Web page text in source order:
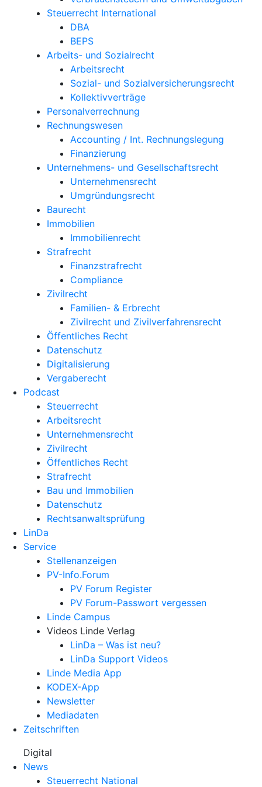
Steuerrecht International
DBA
BEPS
Arbeits- und Sozialrecht
Arbeitsrecht
Sozial- und Sozialversicherungsrecht
Kollektivverträge
Personalverrechnung
Rechnungswesen
Accounting / Int. Rechnungslegung
Finanzierung
Unternehmens- und Gesellschaftsrecht
Unternehmensrecht
Umgründungsrecht
Baurecht
Immobilien
Immobilienrecht
Strafrecht
Finanzstrafrecht
Compliance
Zivilrecht
Familien- & Erbrecht
Zivilrecht und Zivilverfahrensrecht
Öffentliches Recht
Datenschutz
Digitalisierung
Vergaberecht
Podcast
Steuerrecht
Arbeitsrecht
Unternehmens­recht
Zivilrecht
Öffentliches Recht
Strafrecht
Bau und Immobilien
Datenschutz
Rechtsanwalts­prüfung
LinDa
Service
Stellenanzeigen
PV-Info.Forum
PV Forum Register
PV Forum-Passwort vergessen
Linde Campus
Videos Linde Verlag
LinDa – Was ist neu?
LinDa Support Videos
Linde Media App
KODEX-App
Newsletter
Mediadaten
Zeitschriften
Digital
News
Steuerrecht National